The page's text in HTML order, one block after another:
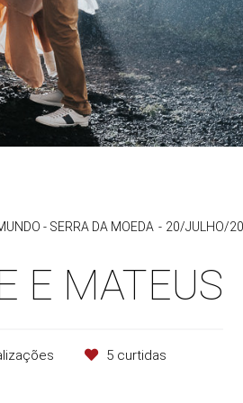
- SERRA DA MOEDA 20/JULHO/
E MATEUS
5 curtidas